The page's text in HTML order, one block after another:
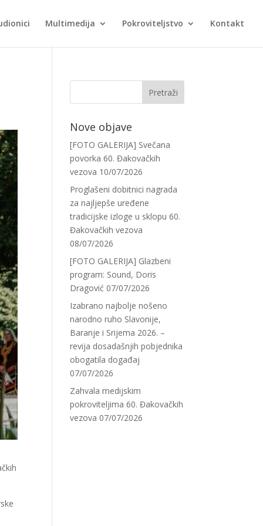
Multimedija Pokroviteljstvo Kontakt
Nove objave
[FOTO GALERIJA] Svečana
povorka 60. Đakovačkih
vezova 10/07/2026
Proglašeni dobitnici nagrada
za najljepše uređene
tradicijske izloge u sklopu 60.
Đakovačkih vezova
08/07/2026
[FOTO GALERIJA] Glazbeni
program: Sound, Doris
Dragović 07/07/2026
Izabrano najbolje nošeno
narodno ruho Slavonije,
Baranje i Srijema 2026. –
revija dosadašnjih pobjednika
obogatila događaj
07/07/2026
Zahvala medijskim
pokroviteljima 60. Đakovačkih
vezova 07/07/2026